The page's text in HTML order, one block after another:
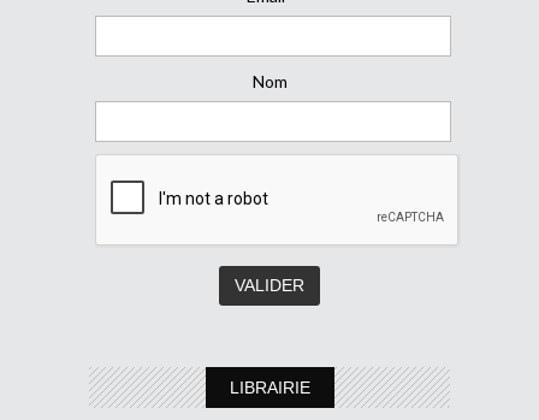
Nom
LIBRAIRIE